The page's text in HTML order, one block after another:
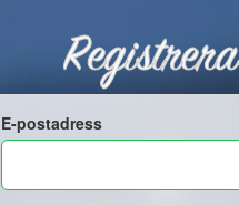
Registrera
E-postadress